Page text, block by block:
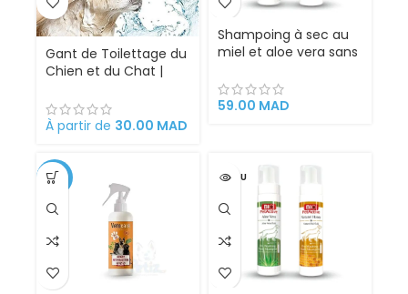
Gant de Toilettage du
Chien et du Chat |
Brossage, Massage,
Bain et Récupération
Chat et Chien en
Silicone Convient à
Toutes Tailles de
Pelage.
À partir de 30.00 MAD
Shampoing à sec au
miel et aloe vera sans
chien – Bio PetActive
– 200 ml – Copier
59.00 MAD
-13% VENDU